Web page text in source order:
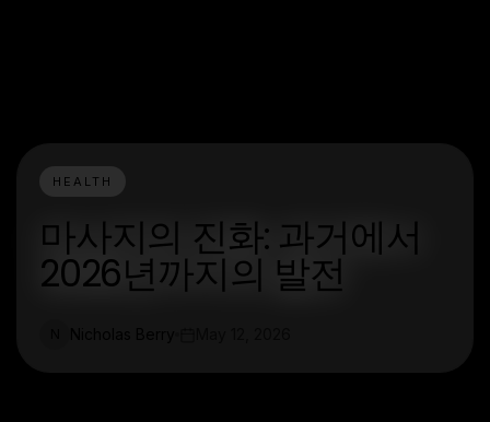
HEALTH
마사지의 진화: 과거에서
2026년까지의 발전